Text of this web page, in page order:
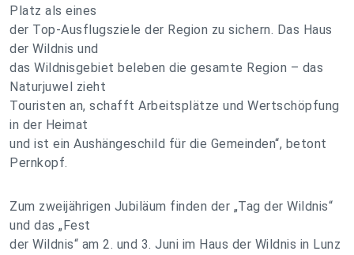
Platz als eines
der Top-Ausflugsziele der Region zu sichern. Das Haus
der Wildnis und
das Wildnisgebiet beleben die gesamte Region – das
Naturjuwel zieht
Touristen an, schafft Arbeitsplätze und Wertschöpfung
in der Heimat
und ist ein Aushängeschild für die Gemeinden“, betont
Pernkopf.
Zum zweijährigen Jubiläum finden der „Tag der Wildnis“
und das „Fest
der Wildnis“ am 2. und 3. Juni im Haus der Wildnis in Lunz